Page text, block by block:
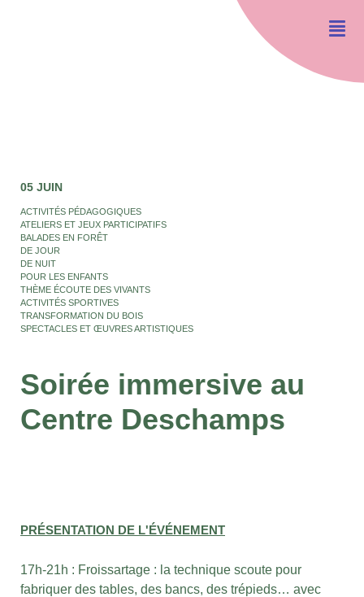
05 JUIN
ACTIVITÉS PÉDAGOGIQUES
ATELIERS ET JEUX PARTICIPATIFS
BALADES EN FORÊT
DE JOUR
DE NUIT
POUR LES ENFANTS
THÈME ÉCOUTE DES VIVANTS
ACTIVITÉS SPORTIVES
TRANSFORMATION DU BOIS
SPECTACLES ET ŒUVRES ARTISTIQUES
Soirée immersive au
Centre Deschamps
PRÉSENTATION DE L'ÉVÉNEMENT
17h-21h : Froissartage : la technique scoute pour
fabriquer des tables, des bancs, des trépieds… avec